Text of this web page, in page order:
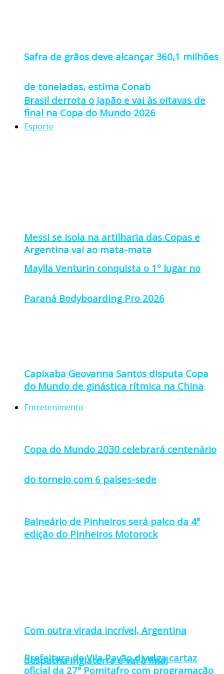
Safra de grãos deve alcançar 360,1 milhões
de toneladas, estima Conab
Esporte
Maylla Venturin conquista o 1º lugar no
Paraná Bodyboarding Pro 2026
Copa do Mundo 2030 celebrará centenário
do torneio com 6 países-sede
Com outra virada incrível, Argentina
despacha Inglaterra e vai à final
Brasil derrota o Japão e vai às oitavas de
final na Copa do Mundo 2026
Messi se isola na artilharia das Copas e
Argentina vai ao mata-mata
Capixaba Geovanna Santos disputa Copa
do Mundo de ginástica rítmica na China
Entretenimento
Balneário de Pinheiros será palco da 4ª
edição do Pinheiros Motorock
Prefeitura de Vila Pavão divulga cartaz
oficial da 27ª Pomitafro com programação